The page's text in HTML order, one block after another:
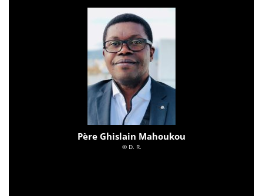
Père Ghislain Mahoukou
© D. R.